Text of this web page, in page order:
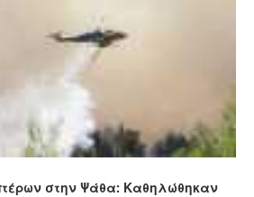
στην Ψάθα: Καθηλώθηκαν